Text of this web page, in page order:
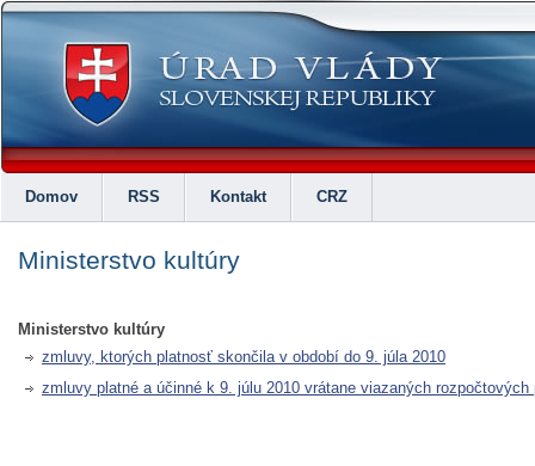
Domov RSS Kontakt CRZ
Ministerstvo kultúry
Ministerstvo kultúry
zmluvy, ktorých platnosť skončila v období do 9. júla 2010
zmluvy platné a účinné k 9. júlu 2010 vrátane viazaných